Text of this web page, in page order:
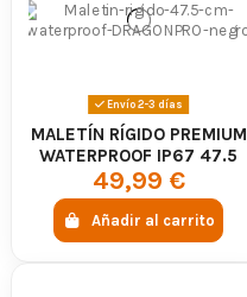
Envío 2-3 días
MALETÍN RÍGIDO PREMIUM
WATERPROOF IP67 47.5
CM NEGRO - DRAGONPRO
49,99 €
Añadir al carrito